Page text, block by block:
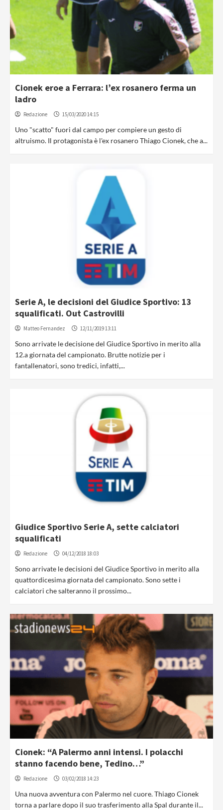
Cionek eroe a Ferrara: l’ex rosanero ferma un
ladro
Redazione 15/03/2020 14:15
Uno "scatto" fuori dal campo per compiere un gesto di
altruismo. Il protagonista è l'ex rosanero Thiago Cionek, che a...
Serie A, le decisioni del Giudice Sportivo: 13
squalificati. Out Castrovilli
Matteo Fernandez 12/11/2019 13:11
Sono arrivate le decisione del Giudice Sportivo in merito alla
12.a giornata del campionato. Brutte notizie per i
fantallenatori, sono tredici, infatti,...
Giudice Sportivo Serie A, sette calciatori
squalificati
Redazione 04/12/2018 18:03
Sono arrivate le decisioni del Giudice Sportivo in merito alla
quattordicesima giornata del campionato. Sono sette i
calciatori che salteranno il prossimo...
Cionek: “A Palermo anni intensi. I polacchi
stanno facendo bene, Tedino…”
Redazione 03/02/2018 14:23
Una nuova avventura con Palermo nel cuore. Thiago Cionek
torna a parlare dopo il suo trasferimento alla Spal durante il...